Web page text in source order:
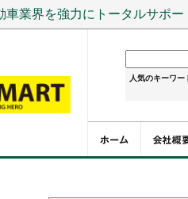
車業界を強力にトータルサポー
人気のキーワー